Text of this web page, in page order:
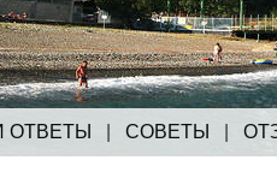
ОТВЕТЫ СОВЕТЫ